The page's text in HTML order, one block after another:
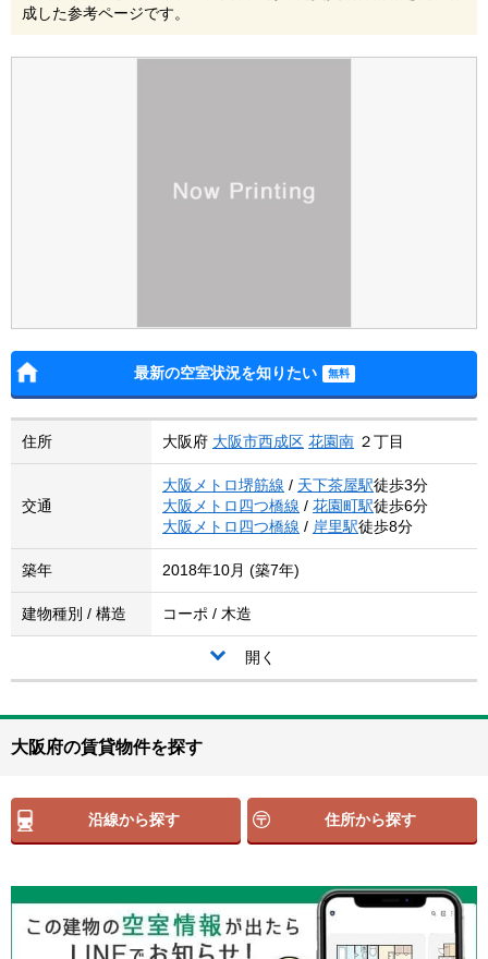
成した参考ページです。
最新の空室状況を知りたい
住所 大阪府 大阪市西成区 花園南 ２丁目
交通
大阪メトロ堺筋線 / 天下茶屋駅徒歩3分
大阪メトロ四つ橋線 / 花園町駅徒歩6分
大阪メトロ四つ橋線 / 岸里駅徒歩8分
築年 2018年10月 (築7年)
建物種別 / 構造 コーポ / 木造
開く
大阪府の賃貸物件を探す
沿線から探す 住所から探す